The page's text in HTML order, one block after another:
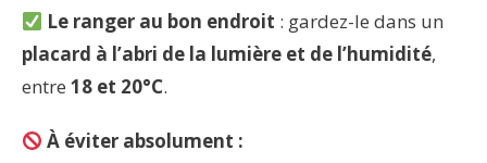
Le ranger au bon endroit : gardez-le dans un
placard à l’abri de la lumière et de l’humidité,
entre 18 et 20°C.
À éviter absolument :